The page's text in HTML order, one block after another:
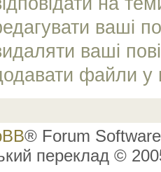
ваші
ваші
файли у
® Forum
переклад ©